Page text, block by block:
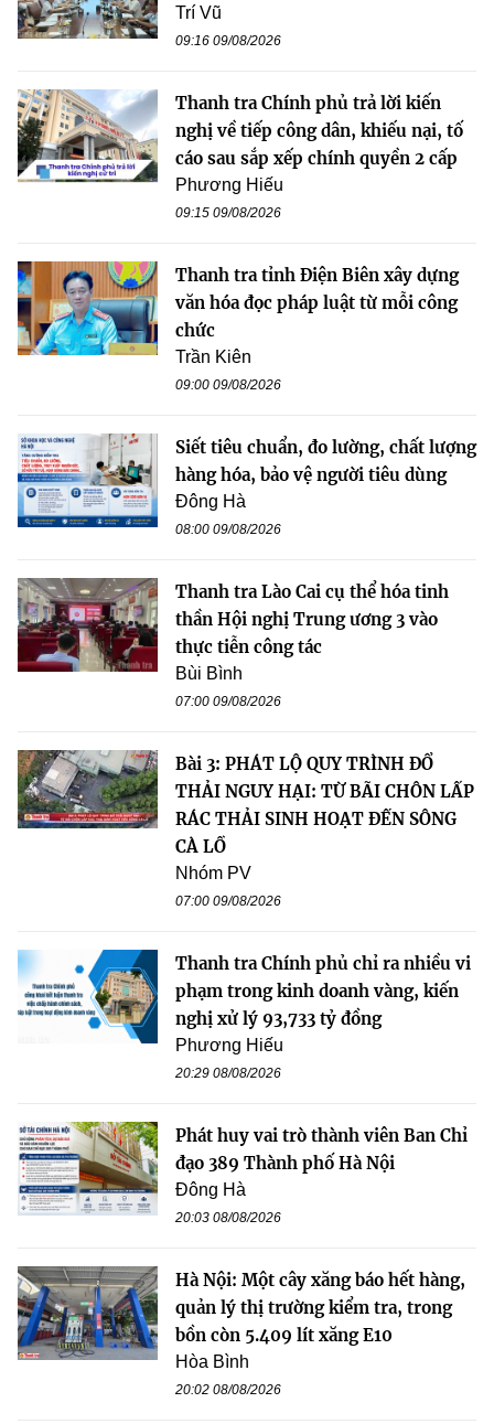
Trí Vũ
09:16 09/08/2026
Thanh tra Chính phủ trả lời kiến
nghị về tiếp công dân, khiếu nại, tố
cáo sau sắp xếp chính quyền 2 cấp
Phương Hiếu
09:15 09/08/2026
Thanh tra tỉnh Điện Biên xây dựng
văn hóa đọc pháp luật từ mỗi công
chức
Trần Kiên
09:00 09/08/2026
Siết tiêu chuẩn, đo lường, chất lượng
hàng hóa, bảo vệ người tiêu dùng
Đông Hà
08:00 09/08/2026
Thanh tra Lào Cai cụ thể hóa tinh
thần Hội nghị Trung ương 3 vào
thực tiễn công tác
Bùi Bình
07:00 09/08/2026
Bài 3: PHÁT LỘ QUY TRÌNH ĐỔ
THẢI NGUY HẠI: TỪ BÃI CHÔN LẤP
RÁC THẢI SINH HOẠT ĐẾN SÔNG
CÀ LỒ
Nhóm PV
07:00 09/08/2026
Thanh tra Chính phủ chỉ ra nhiều vi
phạm trong kinh doanh vàng, kiến
nghị xử lý 93,733 tỷ đồng
Phương Hiếu
20:29 08/08/2026
Phát huy vai trò thành viên Ban Chỉ
đạo 389 Thành phố Hà Nội
Đông Hà
20:03 08/08/2026
Hà Nội: Một cây xăng báo hết hàng,
quản lý thị trường kiểm tra, trong
bồn còn 5.409 lít xăng E10
Hòa Bình
20:02 08/08/2026